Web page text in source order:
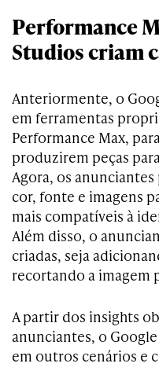
Performance
Studios criam
Anteriormente, o
em ferramentas
Performance Max,
produzirem peças
Agora, os
cor, fonte e imagens
mais compatíveis à
Além disso, o
criadas, seja
recortando a imagem
A partir dos insights
anunciantes, o
em outros cenários e